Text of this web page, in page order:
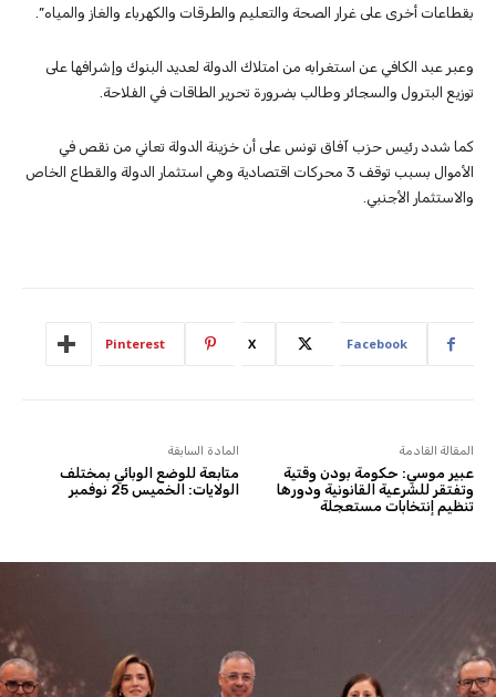
بقطاعات أخرى على غرار الصحة والتعليم والطرقات والكهرباء والغاز والمياه”.
وعبر عبد الكافي عن استغرابه من امتلاك الدولة لعديد البنوك وإشرافها على
توزيع البترول والسجائر وطالب بضرورة تحرير الطاقات في الفلاحة.
كما شدد رئيس حزب آفاق تونس على أن خزينة الدولة تعاني من نقص في
الأموال بسبب توقف 3 محركات اقتصادية وهي استثمار الدولة والقطاع الخاص
والاستثمار الأجنبي.
Facebook
X
Pinterest
المادة السابقة
متابعة للوضع الوبائي بمختلف
الولايات: الخميس 25 نوفمبر
المقالة القادمة
عبير موسي: حكومة بودن وقتية
وتفتقر للشرعية القانونية ودورها
تنظيم إنتخابات مستعجلة